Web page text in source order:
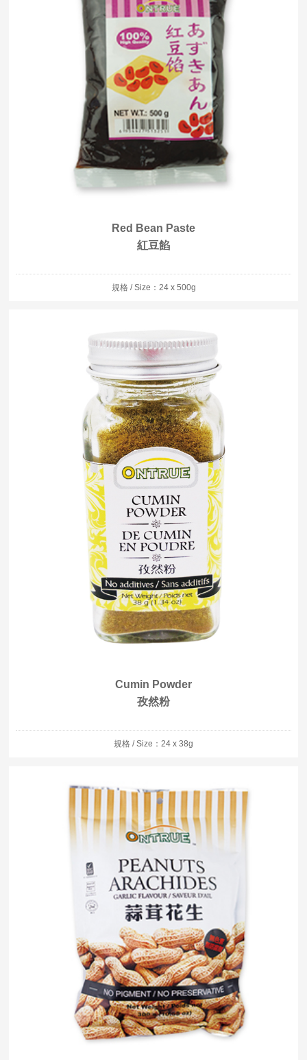
Red Bean Paste
紅豆餡
規格 / Size：24 x 500g
Cumin Powder
孜然粉
規格 / Size：24 x 38g